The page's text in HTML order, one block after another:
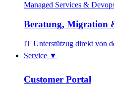
Managed Services &
Beratung, Migration
IT Unterstützug direkt von
Service ▼
Customer Portal